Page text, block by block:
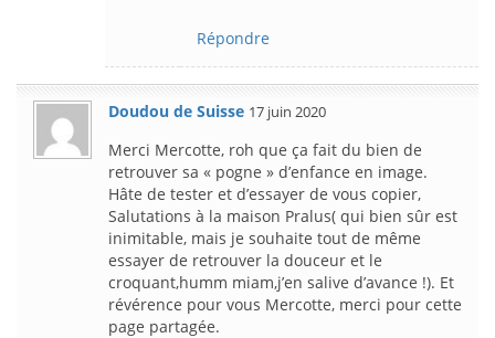
Répondre
Doudou de Suisse 17 juin 2020
Merci Mercotte, roh que ça fait du bien de
retrouver sa « pogne » d’enfance en image.
Hâte de tester et d’essayer de vous copier,
Salutations à la maison Pralus( qui bien sûr est
inimitable, mais je souhaite tout de même
essayer de retrouver la douceur et le
croquant,humm miam,j’en salive d’avance !). Et
révérence pour vous Mercotte, merci pour cette
page partagée.